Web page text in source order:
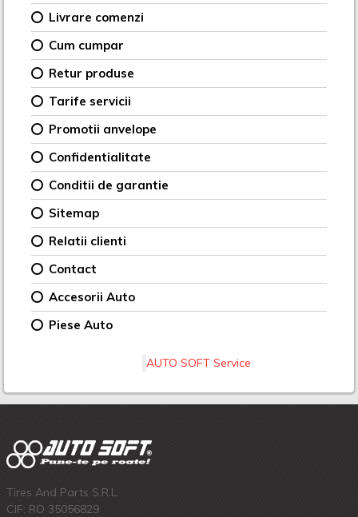
Livrare comenzi
Cum cumpar
Retur produse
Tarife servicii
Promotii anvelope
Confidentialitate
Conditii de garantie
Sitemap
Relatii clienti
Contact
Accesorii Auto
Piese Auto
AUTO SOFT Service
Tires And Parts S.R.L.
CIF: RO 35056829